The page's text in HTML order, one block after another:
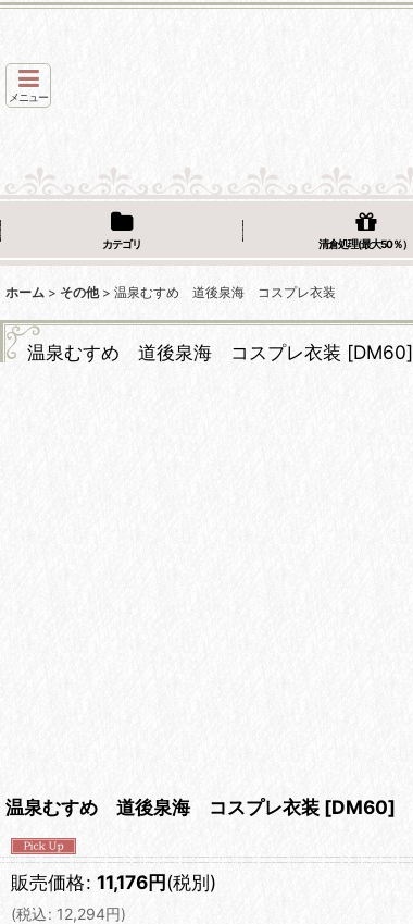
メニュー
カテゴリ 清倉処理(最大50％）
ホーム > その他 > 温泉むすめ 道後泉海 コスプレ衣装
温泉むすめ 道後泉海 コスプレ衣装 [DM60]
温泉むすめ 道後泉海 コスプレ衣装 [DM60]
販売価格: 11,176円(税別)
(税込: 12,294円)